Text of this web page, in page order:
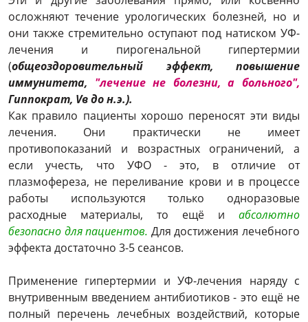
осложняют течение урологических болезней, но и
они также стремительно оступают под натиском УФ-
лечения и пирогенальной гипертермии
(общеоздоровительный эффект, повышение
иммунитета, "лечение не болезни, а больного",
Гиппократ, Vв до н.э.).
Как правило пациенты хорошо переносят эти виды
лечения. Они практически не имеет
противопоказаний и возрастных ограничений, а
если учесть, что УФО - это, в отличие от
плазмофереза, не переливание крови и в процессе
работы используются только одноразовые
расходные материалы, то ещё и
абсолютно
безопасно для пациентов. Для достижения лечебного
эффекта достаточно 3-5 сеансов.
Применение гипертермии и УФ-лечения наряду с
внутривенным введением антибиотиков - это ещё не
полный перечень лечебных воздействий, которые